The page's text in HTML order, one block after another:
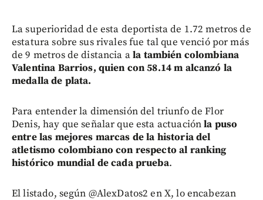
La superioridad de esta deportista de 1.72 metros de
estatura sobre sus rivales fue tal que venció por más
de 9 metros de distancia ala también colombiana
Valentina Barrios, quien con 58.14 m alcanzó la
medalla de plata.
Para entender la dimensión del triunfo de Flor
Denis, hay que señalar que esta actuaciónla puso
entre las mejores marcas de la historia del
atletismo colombiano con respecto al ranking
histórico mundial de cada prueba.
El listado, según @AlexDatos2 en X, lo encabezan